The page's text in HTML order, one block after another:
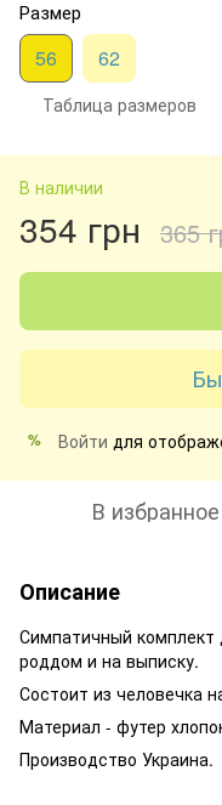
Размер
56 62
Таблица размеров
В наличии
354 грн 365
% Войти для
В избранное
Описание
Симпатичный
роддом и на выписку.
Состоит из человечка
Материал - футер
Производство Украина.